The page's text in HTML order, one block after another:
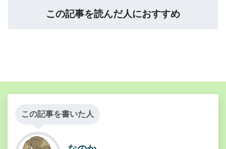
この記事を読んだ人におすすめ
この記事を書いた人